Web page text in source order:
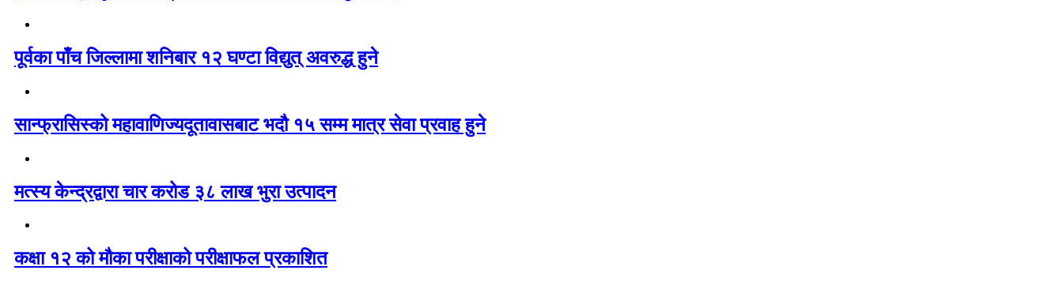
पूर्वका पाँच जिल्लामा शनिबार १२ घण्टा विद्युत् अवरुद्ध हुने
सान्फ्रासिस्को महावाणिज्यदूतावासबाट भदौ १५ सम्म मात्र सेवा प्रवाह हुने
मत्स्य केन्द्रद्वारा चार करोड ३८ लाख भुरा उत्पादन
कक्षा १२ को मौका परीक्षाको परीक्षाफल प्रकाशित